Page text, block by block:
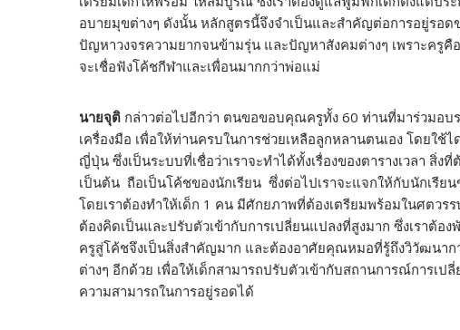
อบายมุขต่างๆ ดังนั้น หลักสูตรนี้จึงจำเป็นและสำคัญต่อการอยู่รอ
ปัญหาวงจรความยากจนข้ามรุ่น และปัญหาสังคมต่างๆ เพราะครู
จะเชื่อฟังโค้ชกีฬาและเพื่อนมากกว่าพ่อแม่
นายจุติ กล่าวต่อไปอีกว่า ตนขอขอบคุณครูทั้ง 60 ท่านที่มาร่วมอบ
เครื่องมือ เพื่อให้ท่านครบในการช่วยเหลือลูกหลานตนเอง โดยใ
ญี่ปุ่น ซึ่งเป็นระบบที่เชื่อว่าเราจะทำได้ทั้งเรื่องของตารางเวลา สิ่
เป็นต้น ถือเป็นโค้ชของนักเรียน ซึ่งต่อไปเราจะแจกให้กับนักเรีย
โดยเราต้องทำให้เด็ก 1 คน มีศักยภาพที่ต้องเตรียมพร้อมในศตวร
ต้องคิดเป็นและปรับตัวเข้ากับการเปลี่ยนแปลงที่สูงมาก ซึ่งเราต้
ครูสู่โค้ชจึงเป็นสิ่งสำคัญมาก และต้องอาศัยคุณหมอที่รู้ถึงวิวัฒนาก
ต่างๆ อีกด้วย เพื่อให้เด็กสามารถปรับตัวเข้ากับสถานการณ์การเ
ความสามารถในการอยู่รอดได้